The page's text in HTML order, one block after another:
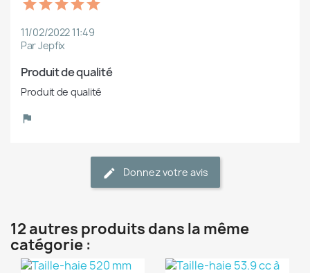
11/02/2022 11:49
Par Jepfix
Produit de qualité
Produit de qualité
Donnez votre avis
12 autres produits dans la même
catégorie :